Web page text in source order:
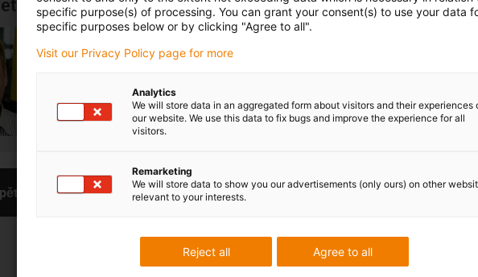
Tomáš Vlk
igus-icon-phone
+420 416 711 338
Submit form
Office hours
24h
vazbu. Pochvaly a kritika
Sledujte nás
specific purpose(s) of processing. You can grant your consent(s) to use your data
specific purposes below or by clicking "Agree to all".
Visit our Privacy Policy page for more
Analytics
We will store data in an aggregated form about visitors and their experiences
our website. We use this data to fix bugs and improve the experience for all
visitors.
Remarketing
We will store data to show you our advertisements (only ours) on other
relevant to your interests.
Agree to all
Reject all